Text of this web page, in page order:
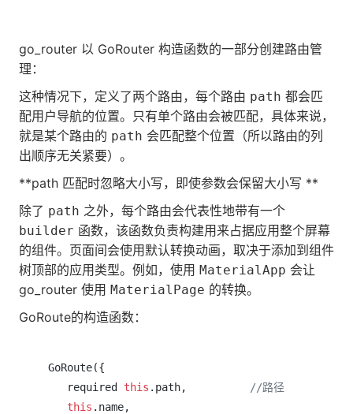
go_router 以 GoRouter 构造函数的一部分创建路由管
理：
这种情况下，定义了两个路由，每个路由 path 都会匹
配用户导航的位置。只有单个路由会被匹配，具体来说，
就是某个路由的 path 会匹配整个位置（所以路由的列
出顺序无关紧要）。
**path 匹配时忽略大小写，即使参数会保留大小写 **
除了 path 之外，每个路由会代表性地带有一个
builder 函数，该函数负责构建用来占据应用整个屏幕
的组件。页面间会使用默认转换动画，取决于添加到组件
树顶部的应用类型。例如，使用 MaterialApp 会让
go_router 使用 MaterialPage 的转换。
GoRoute的构造函数：
GoRoute({
    required
this .path,
//路径
this .name,